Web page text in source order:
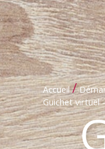
Accueil /
Guichet virtuel